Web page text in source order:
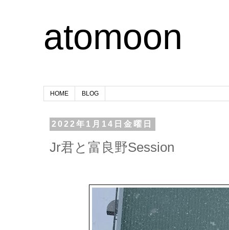
atomoon
HOME BLOG
2022年1月14日金曜日
Jr君と富良野Session